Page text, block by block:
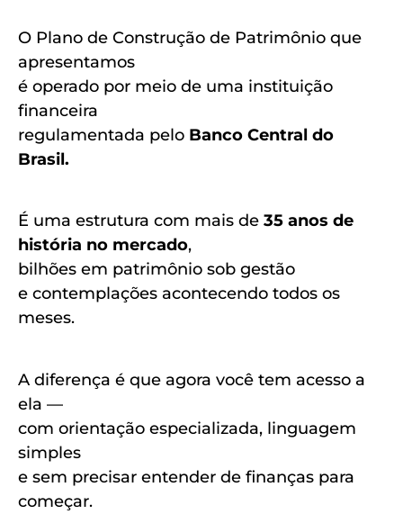
O Plano de Construção de Patrimônio que
apresentamos
é operado por meio de uma instituição
financeira
regulamentada pelo Banco Central do
Brasil.
É uma estrutura com mais de 35 anos de
história no mercado,
bilhões em patrimônio sob gestão
e contemplações acontecendo todos os
meses.
A diferença é que agora você tem acesso a
ela —
com orientação especializada, linguagem
simples
e sem precisar entender de finanças para
começar.